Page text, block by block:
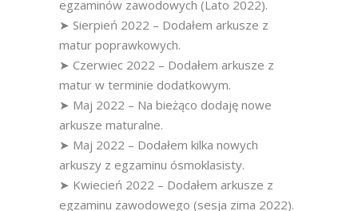
egzaminów zawodowych (Lato 2022).
➤ Sierpień 2022 – Dodałem arkusze z
matur poprawkowych.
➤ Czerwiec 2022 – Dodałem arkusze z
matur w terminie dodatkowym.
➤ Maj 2022 – Na bieżąco dodaję nowe
arkusze maturalne.
➤ Maj 2022 – Dodałem kilka nowych
arkuszy z egzaminu ósmoklasisty.
➤ Kwiecień 2022 – Dodałem arkusze z
egzaminu zawodowego (sesja zima 2022).